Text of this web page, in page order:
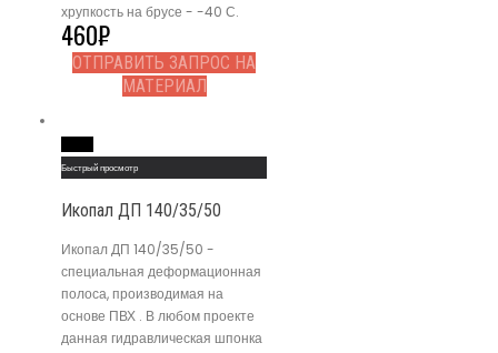
хрупкость на брусе - -40 С.
460₽
ОТПРАВИТЬ ЗАПРОС НА
МАТЕРИАЛ
Быстрый просмотр
Икопал ДП 140/35/50
Икопал ДП 140/35/50 -
специальная деформационная
полоса, производимая на
основе ПВХ . В любом проекте
данная гидравлическая шпонка